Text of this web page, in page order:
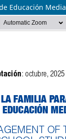
Educación Media